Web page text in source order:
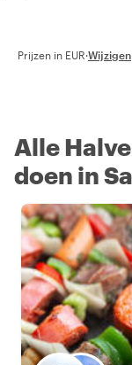
Prijzen in EUR·Wijzigen
Alle
doen in